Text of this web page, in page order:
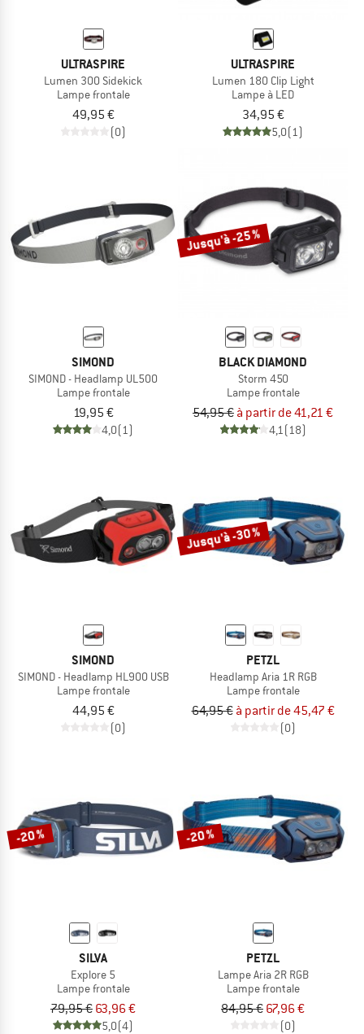
ULTRASPIRE
Lumen 300 Sidekick
Lampe frontale
49,95 €
(0)
ULTRASPIRE
Lumen 180 Clip Light
Lampe à LED
34,95 €
5,0(1)
SIMOND
SIMOND - Headlamp UL500
Lampe frontale
19,95 €
4,0(1)
Jusqu'à -25 %
BLACK DIAMOND
Storm 450
Lampe frontale
54,95 € à partir de 41,21 €
4,1(18)
SIMOND
SIMOND - Headlamp HL900 USB
Lampe frontale
44,95 €
(0)
Jusqu'à -30 %
PETZL
Headlamp Aria 1R RGB
Lampe frontale
64,95 € à partir de 45,47 €
(0)
-20 %
SILVA
Explore 5
Lampe frontale
79,95 € 63,96 €
5,0(4)
-20 %
PETZL
Lampe Aria 2R RGB
Lampe frontale
84,95 € 67,96 €
(0)